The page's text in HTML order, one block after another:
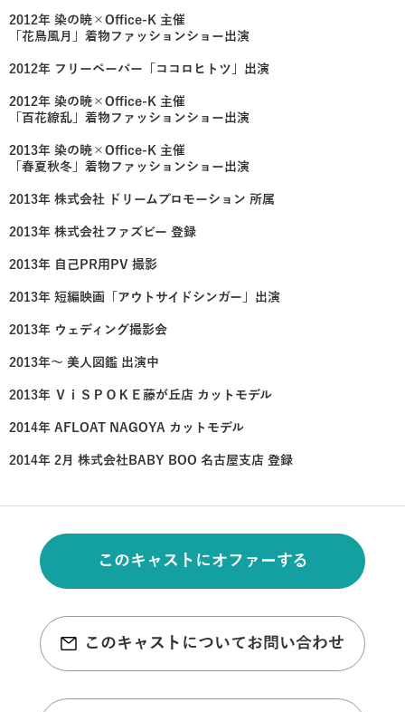
2012年 染の暁×Office-K 主催
「花鳥風月」着物ファッションショー出演
2012年 フリーペーパー「ココロヒトツ」出演
2012年 染の暁×Office-K 主催
「百花繚乱」着物ファッションショー出演
2013年 染の暁×Office-K 主催
「春夏秋冬」着物ファッションショー出演
2013年 株式会社 ドリームプロモーション 所属
2013年 株式会社ファズビー 登録
2013年 自己PR用PV 撮影
2013年 短編映画「アウトサイドシンガー」出演
2013年 ウェディング撮影会
2013年〜 美人図鑑 出演中
2013年 ＶｉＳＰＯＫＥ藤が丘店 カットモデル
2014年 AFLOAT NAGOYA カットモデル
2014年 2月 株式会社BABY BOO 名古屋支店 登録
このキャストにオファーする
このキャストについてお問い合わせ